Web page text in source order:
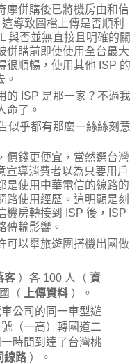
摩併購後已將機房由和信
導致圖檔上傳是否順利
與否並無直接且明確的關
併購前即使使用全台最大
很順暢，使用其他 ISP 的
。
的 ISP 是那一家？不過我
命了。
似乎都有那麼一絲絲刻意
價錢更便宜，當然選台灣
宣導消費者以為只要用戶
是使用中華電信的線路的
路使用經歷。這明顯是刻
機房轉接到 ISP 後，ISP
傳輸影響。
可以舉旅遊團搭機出國做
客）各 100 人（ 資
（ 上傳資料）。
公司的同一車型遊
（一高）轉國道二
時間到達了台灣桃
線路）。